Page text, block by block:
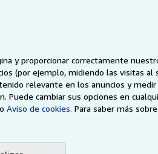
y proporcionar correctamente
(por ejemplo, midiendo las visitas al
relevante en los anuncios y
Puede cambiar sus opciones en
Aviso de cookies. Para saber más
AbeBooks Aus/NZ